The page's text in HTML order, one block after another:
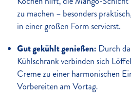
zu machen – besonders
in einer großen Form servierst.
Gut gekühlt genießen: Durch
Kühlschrank verbinden sich
Creme zu einer harmonischen
Vorbereiten am Vortag.